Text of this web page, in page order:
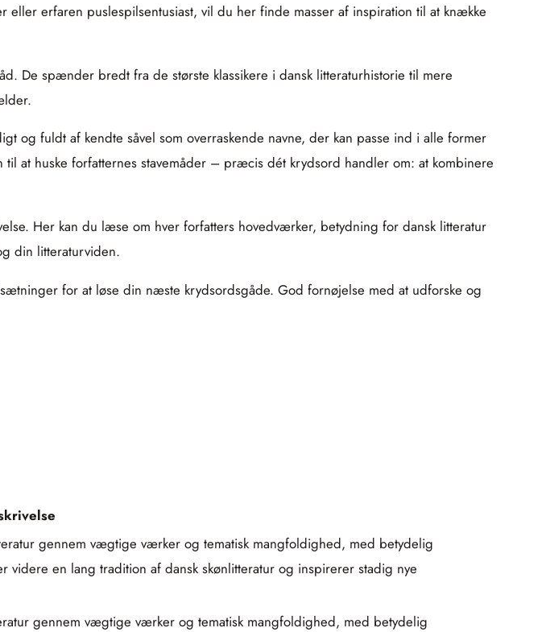
erfaren puslespilsentusiast, vil du her finde masser af inspiration til at knække
De spænder bredt fra de største klassikere i dansk litteraturhistorie til mere
og fuldt af kendte såvel som overraskende navne, der kan passe ind i alle former
at huske forfatternes stavemåder – præcis dét krydsord handler om: at kombinere
Her kan du læse om hver forfatters hovedværker, betydning for dansk litteratur
din litteraturviden.
for at løse din næste krydsordsgåde. God fornøjelse med at udforske og
gennem vægtige værker og tematisk mangfoldighed, med betydelig
en lang tradition af dansk skønlitteratur og inspirerer stadig nye
gennem vægtige værker og tematisk mangfoldighed, med betydelig